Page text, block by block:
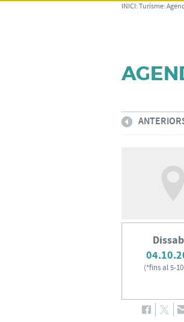
INICI: Turisme:
(*fins al 5-